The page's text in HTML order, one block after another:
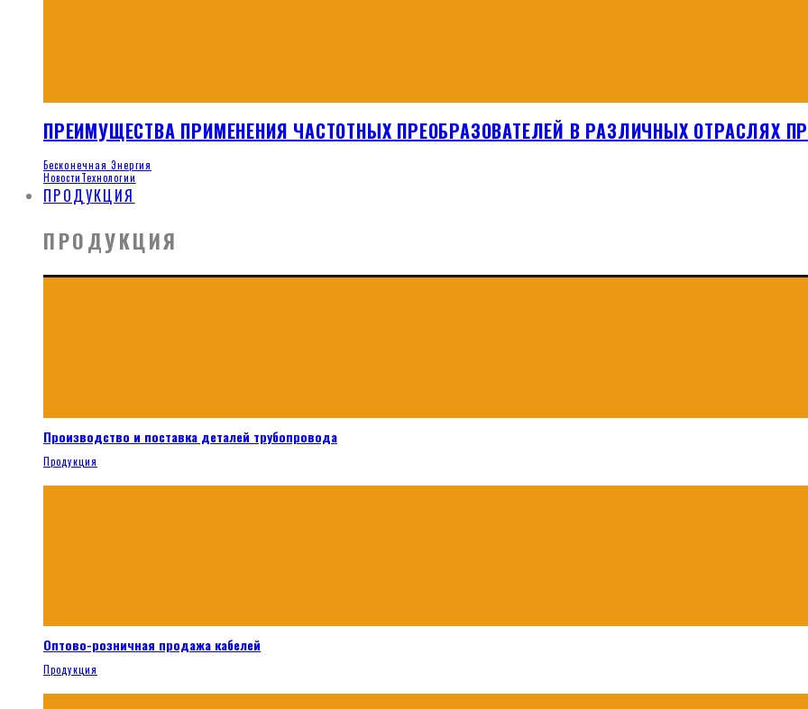
ПРЕИМУЩЕСТВА ПРИМЕНЕНИЯ ЧАСТОТНЫХ ПРЕОБРАЗОВАТЕЛЕЙ В РАЗЛИЧНЫХ ОТРАСЛЯХ
Бесконечная Энергия
НовостиТехнологии
ПРОДУКЦИЯ
ПРОДУКЦИЯ
Производство и поставка деталей трубопровода
Продукция
Оптово-розничная продажа кабелей
Продукция